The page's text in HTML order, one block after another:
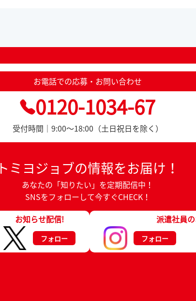
お電話での応募・お問い合わせ
0120-1034-67
受付時間｜9:00～18:00（土日祝日を除く）
トミヨジョブの情報をお届け！
あなたの「知りたい」を定期配信中！
SNSをフォローして今すぐCHECK！
お知らせ配信!
フォロー
派遣社員
フォロー